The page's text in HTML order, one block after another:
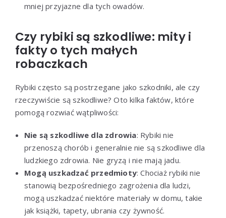
mniej przyjazne dla tych owadów.
Czy rybiki są szkodliwe: mity i
fakty o tych małych
robaczkach
Rybiki często są postrzegane jako szkodniki, ale czy
rzeczywiście są szkodliwe? Oto kilka faktów, które
pomogą rozwiać wątpliwości:
Nie są szkodliwe dla zdrowia: Rybiki nie
przenoszą chorób i generalnie nie są szkodliwe dla
ludzkiego zdrowia. Nie gryzą i nie mają jadu.
Mogą uszkadzać przedmioty: Chociaż rybiki nie
stanowią bezpośredniego zagrożenia dla ludzi,
mogą uszkadzać niektóre materiały w domu, takie
jak książki, tapety, ubrania czy żywność.